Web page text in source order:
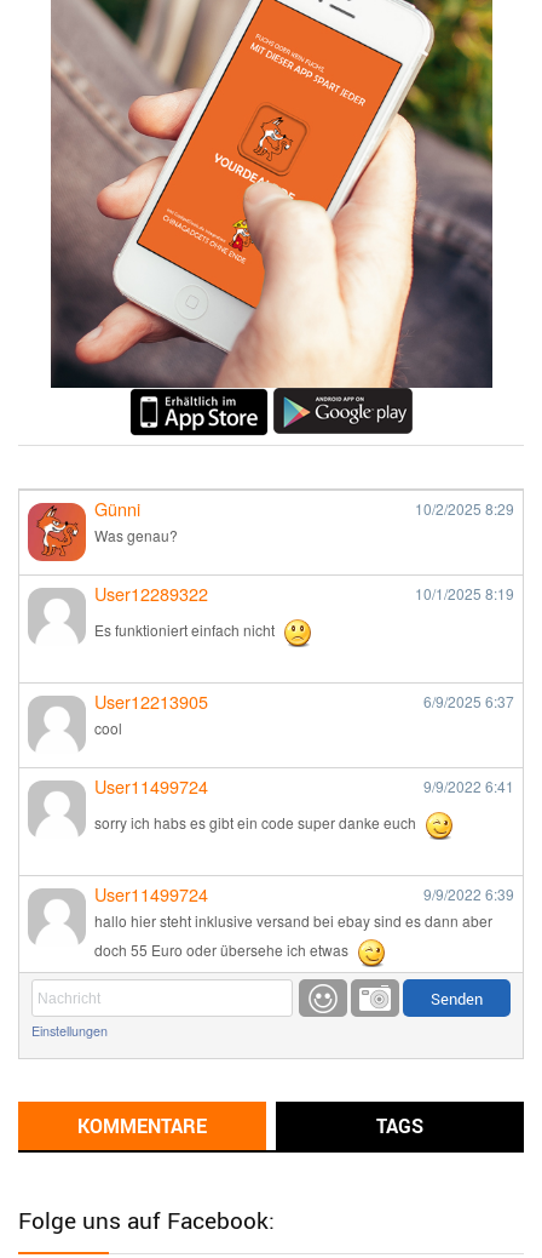
Günni 10/2/2025 8:29
Was genau?
User12289322 10/1/2025 8:19
Es funktioniert einfach nicht
User12213905 6/9/2025 6:37
cool
User11499724 9/9/2022 6:41
sorry ich habs es gibt ein code super danke euch
User11499724 9/9/2022 6:39
hallo hier steht inklusive versand bei ebay sind es dann aber
doch 55 Euro oder übersehe ich etwas
Günni 9/1/20226:17
Günni
User11493041 8/31/20227:10
Einstellungen
KOMMENTARE TAGS
Folge uns auf Facebook: